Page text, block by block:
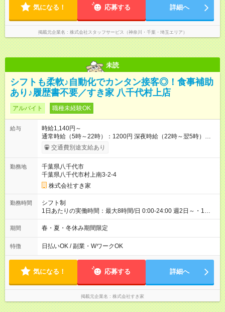
気になる！ 応募する 詳細へ
掲載元企業名 株式会社スタッフサービス（神奈川・千葉・埼玉エリア）
未読
シフトも柔軟♪自動化でカンタン接客◎！食事補助
あり♪履歴書不要／すき家 八千代村上店
アルバイト 職種未経験OK
給与
時給1,140円～
通常時給（5時～22時）：1200円 深夜時給（22時～翌5時）：
1500円 高校生時給：1140円 【特別手当】早朝手当（5：00-9：
00）時給+150円 【休日手当】時給＋50円 【試用期間】試用期
じです。 試用期間の実態は30日（※条件変更なし）ですが、切
り上げで一ヶ月とさせていただきます。 研修制度あり：15時間
(研修中も同時給）
交通費別途支給あり
勤務地
千葉県八千代市
千葉県八千代市村上南3-2-4
株式会社すき家
勤務時間
シフト制
1日あたりの実働時間：最大8時間/日 0:00-24:00 週2日～・1日
2h～OK ＜シフト例＞ 〇朝帯 5:00-9:00 〇昼帯 9:00-14:00 〇午
後帯 14:00-18:00 〇夜帯 18:00-22:00 〇深夜帯 22:00-翌5:00 基
ます♪
期間 春・夏・冬休み期間限定
特徴 日払いOK / 副業・WワークOK
気になる！ 応募する 詳細へ
掲載元企業名 株式会社すき家